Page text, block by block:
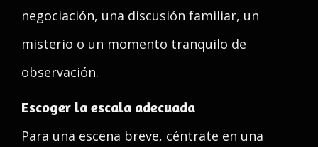
negociación, una discusión familiar, un
misterio o un momento tranquilo de
observación.
Escoger la escala adecuada
Para una escena breve, céntrate en una